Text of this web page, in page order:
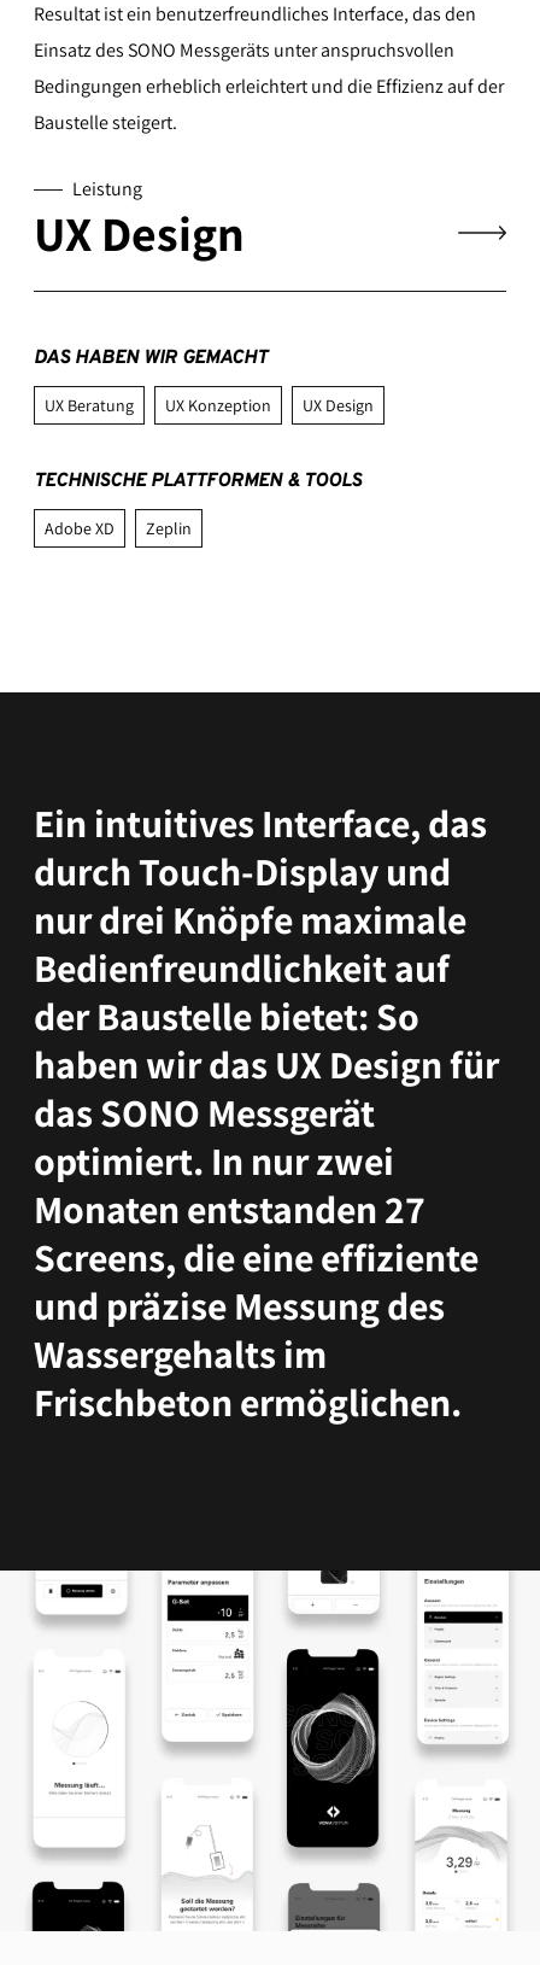
Resultat ist ein benutzerfreundliches Interface, das den
Einsatz des SONO Messgeräts unter anspruchsvollen
Bedingungen erheblich erleichtert und die Effizienz auf der
Baustelle steigert.
Leistung
UX Design
DAS HABEN WIR GEMACHT
UX Beratung UX Konzeption UX Design
TECHNISCHE PLATTFORMEN & TOOLS
Adobe XD Zeplin
Ein intuitives Interface, das
durch Touch-Display und
nur drei Knöpfe maximale
Bedienfreundlichkeit auf
der Baustelle bietet: So
haben wir das UX Design für
das SONO Messgerät
optimiert. In nur zwei
Monaten entstanden 27
Screens, die eine effiziente
und präzise Messung des
Wassergehalts im
Frischbeton ermöglichen.